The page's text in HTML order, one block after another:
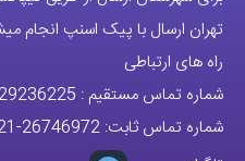
راه های ارتباطی
شماره تماس مستقیم :
شماره تماس ثابت:
26746972
-021
تلگرام